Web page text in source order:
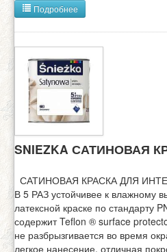
Подробнее
SNIEZKA САТИНОВАЯ
САТИНОВАЯ КРАСКА ДЛЯ
В 5 РАЗ устойчивее к влажному
латексной краске по стандарту
содержит Teflon ® surface
не разбрызгивается во время
легкое нанесение, отличная